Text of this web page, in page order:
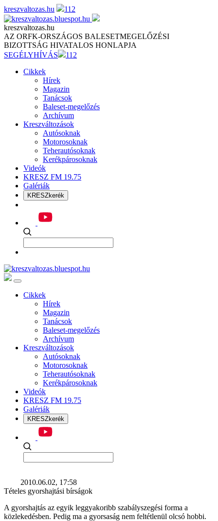
Skip
to
content
kreszvaltozas.hu 112
kreszvaltozas.hu
AZ ORFK-ORSZÁGOS BALESETMEGELŐZÉSI
BIZOTTSÁG HIVATALOS HONLAPJA
SEGÉLYHÍVÁS
112
Cikkek
Hírek
Magazin
Tanácsok
Baleset-megelőzés
Archívum
Kreszváltozások
Autósoknak
Motorosoknak
Teherautósoknak
Kerékpárosoknak
Videók
KRESZ FM 19.75
Galériák
KRESZkerék
Cikkek
Hírek
Magazin
Tanácsok
Baleset-megelőzés
Archívum
Kreszváltozások
Autósoknak
Motorosoknak
Teherautósoknak
Kerékpárosoknak
Videók
KRESZ FM 19.75
Galériák
KRESZkerék
2010.06.02, 17:58
Tételes gyorshajtási bírságok
A gyorshajtás az egyik leggyakoribb szabályszegési forma a
közlekedésben. Pedig ma a gyorsaság nem feltétlenül olcsó hobbi.